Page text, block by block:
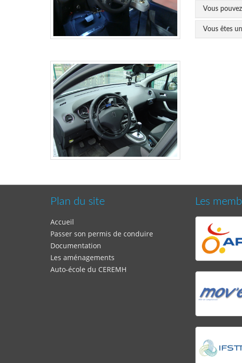
Vous
Vous êtes
Plan du site
Accueil
Passer son permis de conduire
Documentation
Les aménagements
Auto-école du CEREMH
Les